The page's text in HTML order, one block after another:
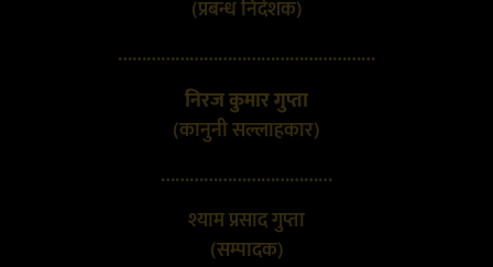
(प्रबन्ध निर्देशक)
………………………………………………
निरज कुमार गुप्ता
(कानुनी सल्लाहकार)
………………………………
श्याम प्रसाद गुप्ता
(सम्पादक)